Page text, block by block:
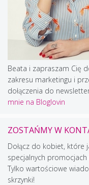
Beata i zapraszam Cię
zakresu marketingu i
dołączenia do
mnie na Bloglovin
ZOSTAŃMY W
Dołącz do kobiet, które
specjalnych
Tylko wartościowe
skrzynki!